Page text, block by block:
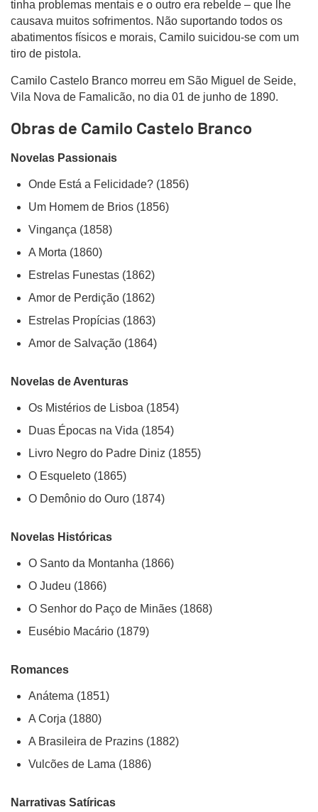
tinha problemas mentais e o outro era rebelde – que lhe
causava muitos sofrimentos. Não suportando todos os
abatimentos físicos e morais, Camilo suicidou-se com um
tiro de pistola.
Camilo Castelo Branco morreu em São Miguel de Seide,
Vila Nova de Famalicão, no dia 01 de junho de 1890.
Obras de Camilo Castelo Branco
Novelas Passionais
Onde Está a Felicidade? (1856)
Um Homem de Brios (1856)
Vingança (1858)
A Morta (1860)
Estrelas Funestas (1862)
Amor de Perdição (1862)
Estrelas Propícias (1863)
Amor de Salvação (1864)
Novelas de Aventuras
Os Mistérios de Lisboa (1854)
Duas Épocas na Vida (1854)
Livro Negro do Padre Diniz (1855)
O Esqueleto (1865)
O Demônio do Ouro (1874)
Novelas Históricas
O Santo da Montanha (1866)
O Judeu (1866)
O Senhor do Paço de Minães (1868)
Eusébio Macário (1879)
Romances
Anátema (1851)
A Corja (1880)
A Brasileira de Prazins (1882)
Vulcões de Lama (1886)
Narrativas Satíricas